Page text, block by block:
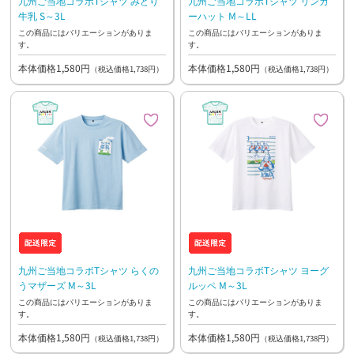
牛乳 S～3L
この商品にはバリエーションがありま
す。
本体価格1,580円 （税込価格1,738円）
ーハット M～LL
この商品にはバリエーションがありま
す。
本体価格1,580円 （税込価格1,738円）
九州ご当地コラボTシャツ らくの
うマザーズ M～3L
この商品にはバリエーションがありま
す。
本体価格1,580円 （税込価格1,738円）
九州ご当地コラボTシャツ ヨーグ
ルッペ M～3L
この商品にはバリエーションがありま
す。
本体価格1,580円 （税込価格1,738円）